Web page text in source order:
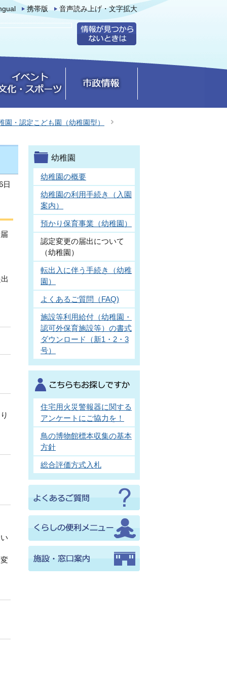
携帯版 音声読み上げ・文字拡大
園・認定こども園（幼稚園型）
日
幼稚園
幼稚園の概要
幼稚園の利用手続き（入園
案内）
預かり保育事業（幼稚園）
認定変更の届出について
（幼稚園）
転出入に伴う手続き（幼稚
園）
よくあるご質問（FAQ)
施設等利用給付（幼稚園・
認可外保育施設等）の書式
ダウンロード（新1・2・3
号）
住宅用火災警報器に関する
アンケートにご協力を！
鳥の博物館標本収集の基本
方針
総合評価方式入札